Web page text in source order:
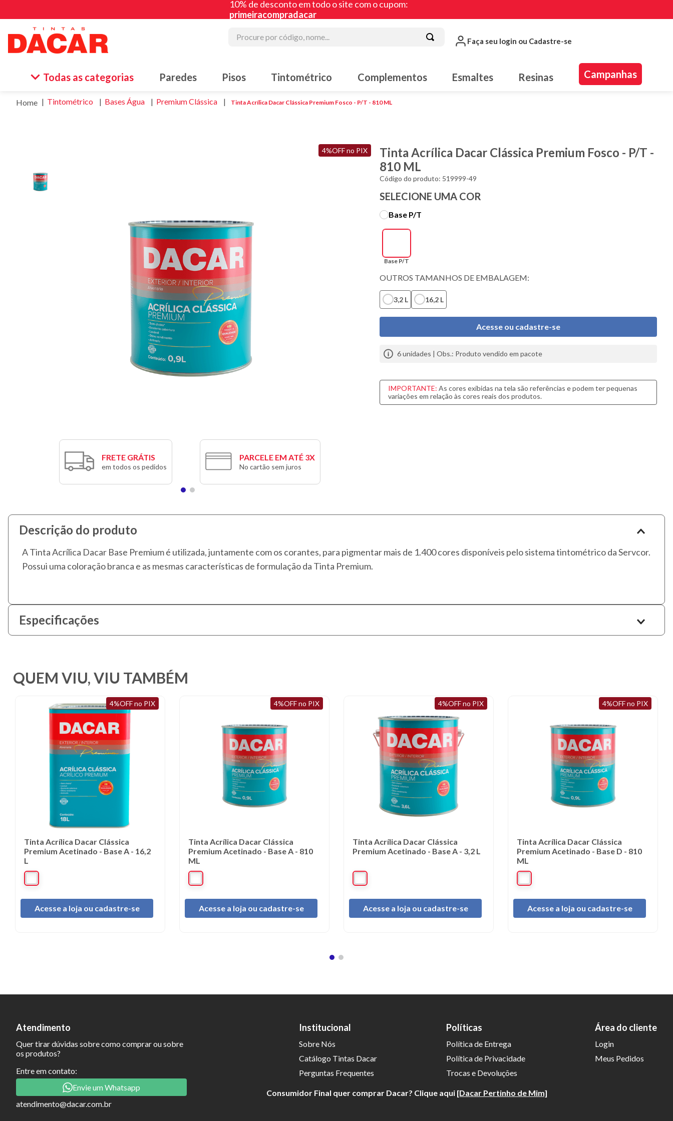
10% de desconto em todo o site com o cupom:
primeiracompradacar
Faça seu login ou Cadastre-se
Todas as categorias Paredes Pisos Tintométrico Complementos Esmaltes Resinas Campanhas
Tintométrico Bases Água Premium Clássica Tinta Acrílica Dacar Clássica Premium Fosco - P/T - 810 ML
4%OFF no PIX
FRETE GRÁTIS
em todos os pedidos
PARCELE EM ATÉ 3X
No cartão sem juros
Tinta Acrílica Dacar Clássica Premium Fosco - P/T -
810 ML
Código do produto: 519999-49
SELECIONE UMA COR
Base P/T
Base P/T
OUTROS TAMANHOS DE EMBALAGEM:
3,2 L 16,2 L
Acesse ou cadastre-se
6unidades | Obs.: Produto vendido em pacote
IMPORTANTE: As cores exibidas na tela são referências e podem ter pequenas
variações em relação às cores reais dos produtos.
Descrição do produto
A Tinta Acrílica Dacar Base Premium é utilizada, juntamente com os corantes, para pigmentar mais de 1.400 cores disponíveis pelo sistema tintométrico da Servcor.
Possui uma coloração branca e as mesmas características de formulação da Tinta Premium.
Especificações
QUEM VIU, VIU TAMBÉM
4%OFF no PIX
Tinta Acrílica Dacar Clássica
Premium Acetinado - Base A - 16,2
L
Acesse a loja ou cadastre-se
4%OFF no PIX
Tinta Acrílica Dacar Clássica
Premium Acetinado - Base A - 810
ML
Acesse a loja ou cadastre-se
4%OFF no PIX
Tinta Acrílica Dacar Clássica
Premium Acetinado - Base A - 3,2 L
Acesse a loja ou cadastre-se
4%OFF no PIX
Tinta Acrílica Dacar Clássica
Premium Acetinado - Base D - 810
ML
Acesse a loja ou cadastre-se
Atendimento
Quer tirar dúvidas sobre como comprar ou sobre
os produtos?
Entre em contato:
Envie um Whatsapp
atendimento@dacar.com.br
Institucional
Sobre Nós
Catálogo Tintas Dacar
Perguntas Frequentes
Políticas
Política de Entrega
Política de Privacidade
Trocas e Devoluções
Área do cliente
Login
Meus Pedidos
Consumidor Final quer comprar Dacar? Clique aqui [Dacar Pertinho de Mim]
2º
tinta acrílica
9º
massa
10º fundo